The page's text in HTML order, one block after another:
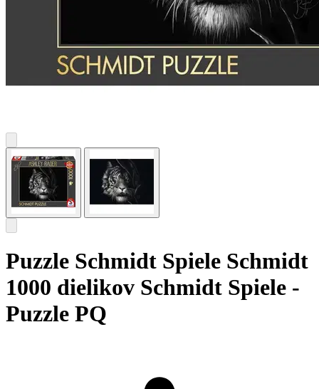
Puzzle Schmidt Spiele Schmidt
1000 dielikov Schmidt Spiele -
Puzzle PQ